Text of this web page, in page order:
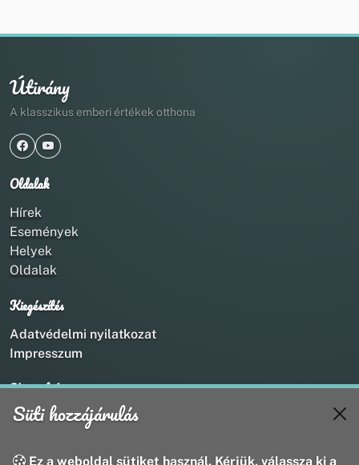
Útirány
A klasszikus emberi értékek otthona
Oldalak
Hírek
Események
Helyek
Oldalak
Kiegészítés
Adatvédelmi nyilatkozat
Impresszum
Kapcsolat
+36 20 211 1888
webmaster@utirany.hu
Süti hozzájárulás
Ez a weboldal sütiket használ. Kérjük, válassza ki a